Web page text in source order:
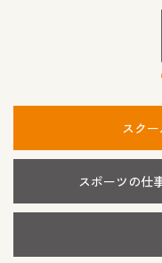
スク
スポーツの仕